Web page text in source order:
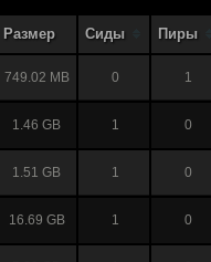
Размер Сиды Пиры
749.02 MB 0 1
1.46 GB 1 0
1.51 GB 1 0
16.69 GB 1 0